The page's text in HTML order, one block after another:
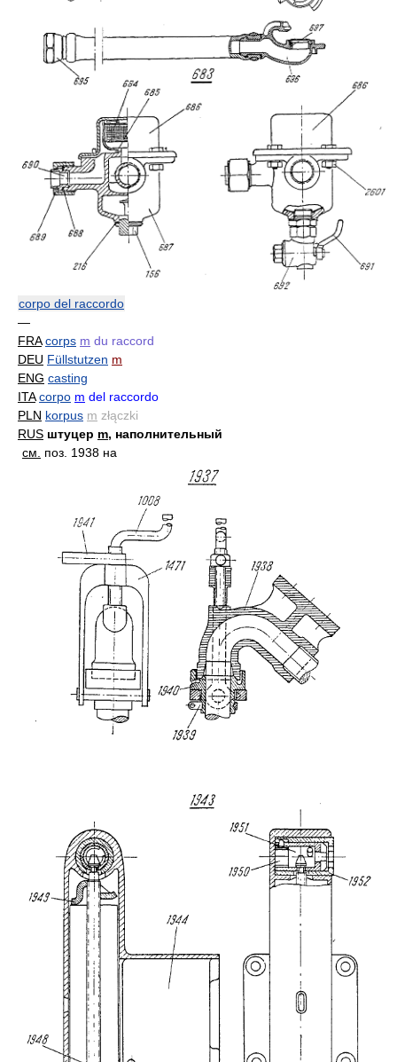
corpo del raccordo
—
FRA corps m du raccord
DEU Füllstutzen m
ENG casting
ITA corpo m del raccordo
PLN korpus m złączki
RUS штуцер m, наполнительный
см.
поз. 1938 на